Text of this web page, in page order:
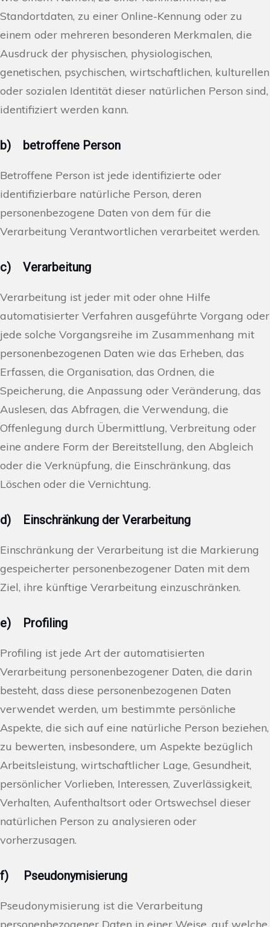
Standortdaten, zu einer Online-Kennung oder zu
einem oder mehreren besonderen Merkmalen, die
Ausdruck der physischen, physiologischen,
genetischen, psychischen, wirtschaftlichen, kulturellen
oder sozialen Identität dieser natürlichen Person sind,
identifiziert werden kann.
b) betroffene Person
Betroffene Person ist jede identifizierte oder
identifizierbare natürliche Person, deren
personenbezogene Daten von dem für die
Verarbeitung Verantwortlichen verarbeitet werden.
c) Verarbeitung
Verarbeitung ist jeder mit oder ohne Hilfe
automatisierter Verfahren ausgeführte Vorgang oder
jede solche Vorgangsreihe im Zusammenhang mit
personenbezogenen Daten wie das Erheben, das
Erfassen, die Organisation, das Ordnen, die
Speicherung, die Anpassung oder Veränderung, das
Auslesen, das Abfragen, die Verwendung, die
Offenlegung durch Übermittlung, Verbreitung oder
eine andere Form der Bereitstellung, den Abgleich
oder die Verknüpfung, die Einschränkung, das
Löschen oder die Vernichtung.
d) Einschränkung der Verarbeitung
Einschränkung der Verarbeitung ist die Markierung
gespeicherter personenbezogener Daten mit dem
Ziel, ihre künftige Verarbeitung einzuschränken.
e) Profiling
Profiling ist jede Art der automatisierten
Verarbeitung personenbezogener Daten, die darin
besteht, dass diese personenbezogenen Daten
verwendet werden, um bestimmte persönliche
Aspekte, die sich auf eine natürliche Person beziehen,
zu bewerten, insbesondere, um Aspekte bezüglich
Arbeitsleistung, wirtschaftlicher Lage, Gesundheit,
persönlicher Vorlieben, Interessen, Zuverlässigkeit,
Verhalten, Aufenthaltsort oder Ortswechsel dieser
natürlichen Person zu analysieren oder
vorherzusagen.
f) Pseudonymisierung
Pseudonymisierung ist die Verarbeitung